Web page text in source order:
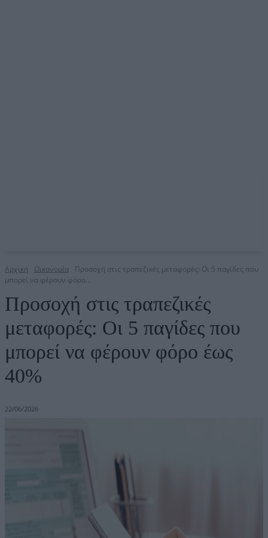
Αρχική Οικονομία
Προσοχή στις τραπεζικές μεταφορές: Οι 5 παγίδες που
μπορεί να φέρουν φόρο...
Προσοχή στις τραπεζικές
μεταφορές: Οι 5 παγίδες που
μπορεί να φέρουν φόρο έως
40%
22/06/2026